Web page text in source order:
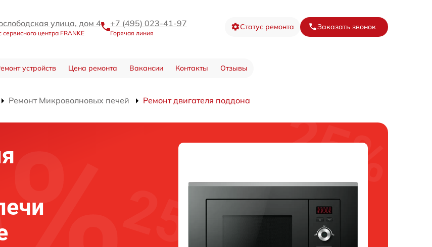
улица, дом 4
сервисного центра FRANKE
+7 (495) 023-41-97
Горячая линия
Статус ремонта Заказать звонок
устройств Цена ремонта Вакансии Контакты Отзывы
Ремонт Микроволновых печей Ремонт двигателя поддона